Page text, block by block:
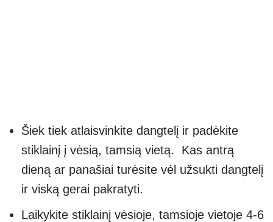
Šiek tiek atlaisvinkite dangtelį ir padėkite
stiklainį į vėsią, tamsią vietą. Kas antrą
dieną ar panašiai turėsite vėl užsukti dangtelį
ir viską gerai pakratyti.
Laikykite stiklainį vėsioje, tamsioje vietoje 4-6